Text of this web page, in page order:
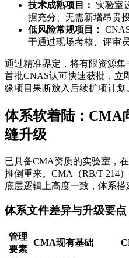
技术成熟项目：
实验室
据充分、无需新增昂贵
低风险常规项目：
于通过现场考核、评审
通过精准界定，将有限资源
首批CNAS认可快速获批，立
缘项目果断放入后续扩项计划
体系软着陆：CMA
缝升级
已具备CMA资质的实验室，
推倒重来。CMA（RB/T 214
底层逻辑上高度一致，体系搭
体系文件差异与升级要点
管理
要素
CMA现有基础